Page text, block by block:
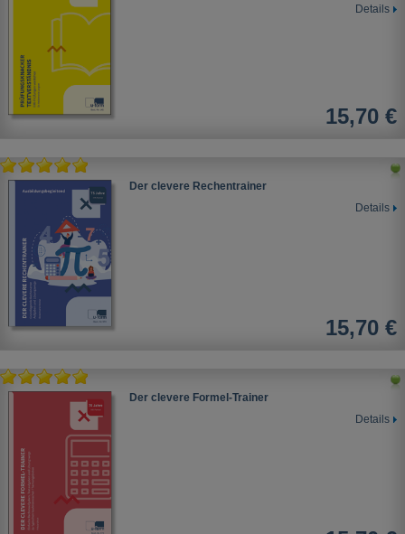
Details
15,70 €
Der clevere Rechentrainer
Details
15,70 €
Der clevere Formel-Trainer
Details